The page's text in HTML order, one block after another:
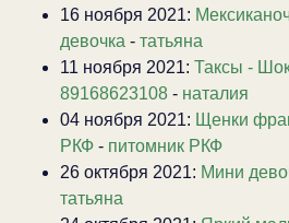
16 ноября 2021:
девочка - татьяна
11 ноября 2021: Таксы -
89168623108 - наталия
04 ноября 2021: Щенки
РКФ - питомник РКФ
26 октября 2021: Мини
татьяна